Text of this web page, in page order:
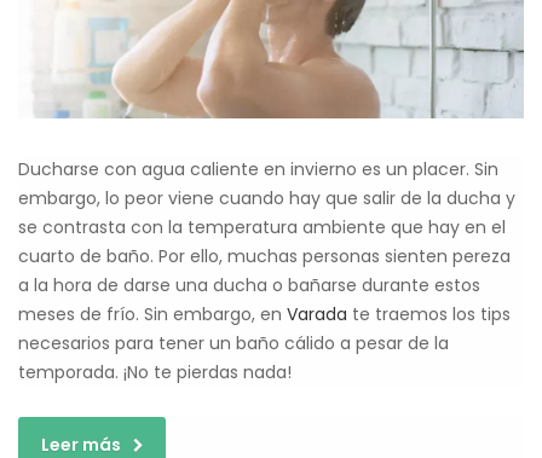
Ducharse con agua caliente en invierno es un placer. Sin
embargo, lo peor viene cuando hay que salir de la ducha y
se contrasta con la temperatura ambiente que hay en el
cuarto de baño. Por ello, muchas personas sienten pereza
a la hora de darse una ducha o bañarse durante estos
meses de frío. Sin embargo, en Varada te traemos los tips
necesarios para tener un baño cálido a pesar de la
temporada. ¡No te pierdas nada!
Leer más